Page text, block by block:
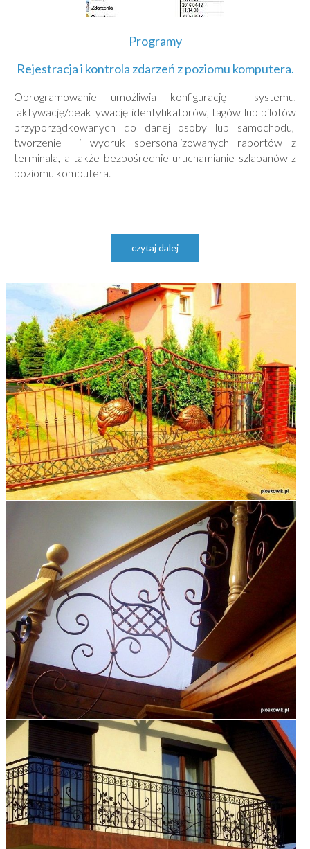
Programy
Rejestracja i kontrola zdarzeń z poziomu komputera.
Oprogramowanie umożliwia konfigurację systemu,
aktywację/deaktywację identyfikatorów, tagów lub pilotów
przyporządkowanych do danej osoby lub samochodu,
tworzenie i wydruk spersonalizowanych raportów z
terminala, a także bezpośrednie uruchamianie szlabanów z
poziomu komputera.
czytaj dalej
zobacz galerię
zobacz galerię
zobacz galerię